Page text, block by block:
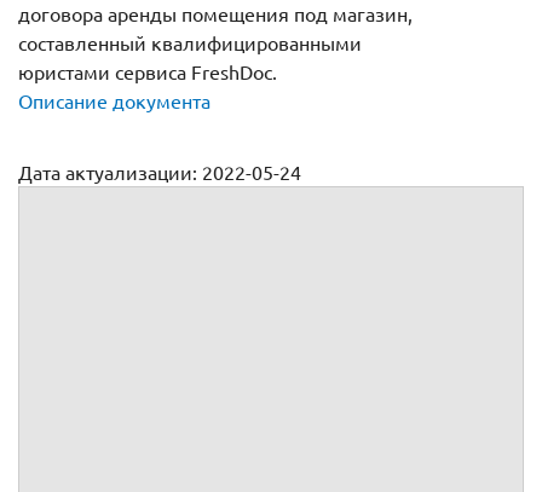
договора аренды помещения под магазин,
составленный квалифицированными
юристами сервиса FreshDoc.
Описание документа
Дата актуализации: 2022-05-24